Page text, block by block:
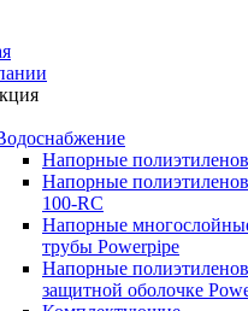
Напорные
Напорные
100-RC
Напорные
трубы Powerpipe
Напорные
защитной оболочке